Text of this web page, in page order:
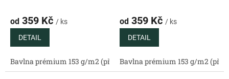
podkladu
od 359 Kč / ks
DETAIL
Bavlna prémium 153 g/m2 (přírodní) Bavlněný satén 130 g/
podkladu
od 359 Kč / ks
DETAIL
Bavlna prémium 153 g/m2